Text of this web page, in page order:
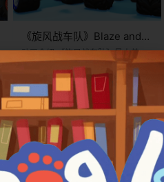
《旋风战车队》Blaze and
the Monster Machines英文
版 第六季 [全26集]
​​动画介绍​​ 《旋风战车队》是由​​美国
尼克频道​​制作的学龄前STEM教育动
画剧集，于​​2014年10月13日​​首播。
该剧以8岁科技小达人​​AJ​​与他驾驶的
红色怪物卡车​​Blaze​​为主角，讲述他
们在虚构城市“车轴城”（Axle Cit
y）中，与推土机、消防车、叉车等
拟人化工程车伙伴共同解决科学难
题的冒险故事。作为全球首部系统
性融合​​STEM教育​​（科学、技术、工
程、数学）的…
0
Bukids 24年6月29日